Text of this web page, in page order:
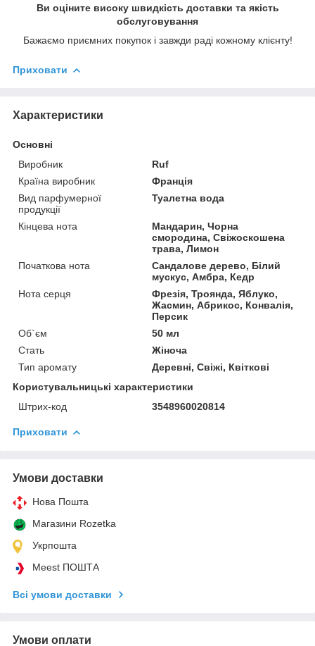
Ви оціните високу швидкість доставки та якість
обслуговування
Бажаємо приємних покупок і завжди раді кожному клієнту!
Приховати
Характеристики
Основні
Виробник
Ruf
Країна виробник
Франція
Вид парфумерної
продукції
Туалетна вода
Кінцева нота
Мандарин, Чорна
смородина, Свіжоскошена
трава, Лимон
Початкова нота
Сандалове дерево, Білий
мускус, Амбра, Кедр
Нота серця
Фрезія, Троянда, Яблуко,
Жасмин, Абрикос, Конвалія,
Персик
Об`єм
50 мл
Стать
Жіноча
Тип аромату
Деревні, Свіжі, Квіткові
Користувальницькі характеристики
Штрих-код
3548960020814
Приховати
Умови доставки
Нова Пошта
Магазини Rozetka
Укрпошта
Meest ПОШТА
Всі умови доставки
Умови оплати